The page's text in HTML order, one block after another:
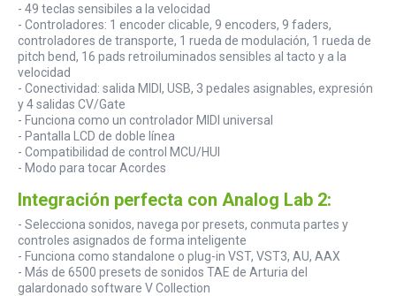
- 49 teclas sensibiles a la velocidad
- Controladores: 1 encoder clicable, 9 encoders, 9 faders,
controladores de transporte, 1 rueda de modulación, 1 rueda de
pitch bend, 16 pads retroiluminados sensibles al tacto y a la
velocidad
- Conectividad: salida MIDI, USB, 3 pedales asignables, expresión
y 4 salidas CV/Gate
- Funciona como un controlador MIDI universal
- Pantalla LCD de doble línea
- Compatibilidad de control MCU/HUI
- Modo para tocar Acordes
Integración perfecta con Analog Lab 2:
- Selecciona sonidos, navega por presets, conmuta partes y
controles asignados de forma inteligente
- Funciona como standalone o plug-in VST, VST3, AU, AAX
- Más de 6500 presets de sonidos TAE de Arturia del
galardonado software V Collection